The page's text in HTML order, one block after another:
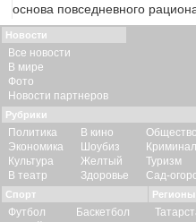
основа повседневного
Новости
Все новости
В мире
Фото
Новости партнеров
Рубрики
Политика
Экономика
Культура
В театр
В кино
Шоубиз
Желтый
Здоровье
Общество
Криминал
Туризм
Сад-
Спорт
Футбол
Баскетбол
Регионы